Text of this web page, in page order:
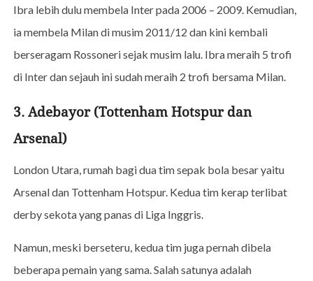
Ibra lebih dulu membela Inter pada 2006 – 2009. Kemudian,
ia membela Milan di musim 2011/12 dan kini kembali
berseragam Rossoneri sejak musim lalu. Ibra meraih 5 trofi
di Inter dan sejauh ini sudah meraih 2 trofi bersama Milan.
3. Adebayor (Tottenham Hotspur dan
Arsenal)
London Utara, rumah bagi dua tim sepak bola besar yaitu
Arsenal dan Tottenham Hotspur. Kedua tim kerap terlibat
derby sekota yang panas di Liga Inggris.
Namun, meski berseteru, kedua tim juga pernah dibela
beberapa pemain yang sama. Salah satunya adalah